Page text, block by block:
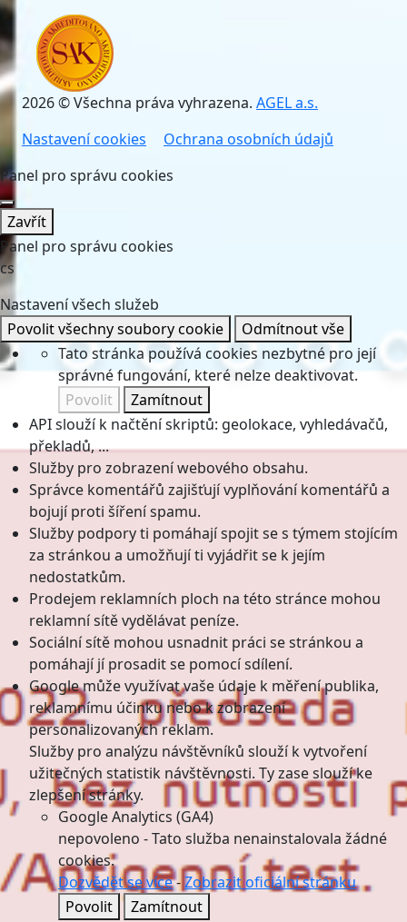
2026 © Všechna práva vyhrazena. AGEL a.s.
Nastavení cookies
Ochrana osobních údajů
Panel pro správu cookies
Zavřít
Panel pro správu cookies
cs
Nastavení všech služeb
Povolit všechny soubory cookie
Odmítnout vše
Tato stránka používá cookies nezbytné pro její
správné fungování, které nelze deaktivovat.
Povolit
Zamítnout
API slouží k načtění skriptů: geolokace, vyhledávačů,
překladů, ...
Služby pro zobrazení webového obsahu.
Správce komentářů zajišťují vyplňování komentářů a
bojují proti šíření spamu.
Služby podpory ti pomáhají spojit se s týmem stojícím
za stránkou a umožňují ti vyjádřit se k jejím
nedostatkům.
Prodejem reklamních ploch na této stránce mohou
reklamní sítě vydělávat peníze.
Sociální sítě mohou usnadnit práci se stránkou a
pomáhají jí prosadit se pomocí sdílení.
Google může využívat vaše údaje k měření publika,
reklamnímu účinku nebo k zobrazení
personalizovaných reklam.
Služby pro analýzu návštěvníků slouží k vytvoření
užitečných statistik návštěvnosti. Ty zase slouží ke
zlepšení stránky.
Google Analytics (GA4)
nepovoleno -Tato služba nenainstalovala žádné
cookies.
Dozvědět se více-Zobrazit oficiální stránku
Povolit
Zamítnout